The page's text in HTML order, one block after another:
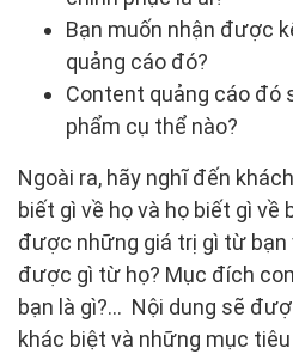
Bạn muốn nhận được
quảng cáo đó?
Content quảng cáo đó
phẩm cụ thể nào?
Ngoài ra, hãy nghĩ đến
biết gì về họ và họ biết gì về
được những giá trị gì từ bạn
được gì từ họ? Mục đích
bạn là gì?… Nội dung sẽ
khác biệt và những mục